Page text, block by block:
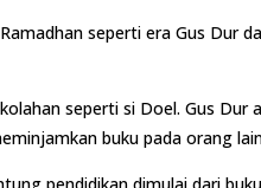
seperti era Gus Dur
seperti si Doel. Gus
buku pada orang